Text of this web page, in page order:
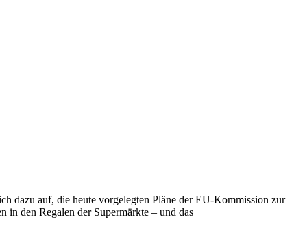
dazu auf, die heute vorgelegten Pläne der EU-Kommission zur
in den Regalen der Supermärkte – und das